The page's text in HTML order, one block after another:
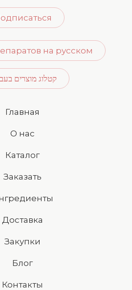
на русском
קטלוג מוצרים
Главная
О нас
Каталог
Заказать
Доставка
Закупки
Блог
Контакты